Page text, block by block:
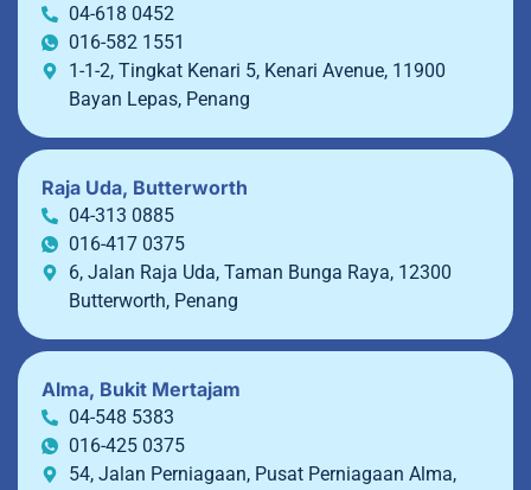
04-618 0452
016-582 1551
1-1-2, Tingkat Kenari 5, Kenari Avenue, 11900
Bayan Lepas, Penang
Raja Uda, Butterworth
04-313 0885
016-417 0375
6, Jalan Raja Uda, Taman Bunga Raya, 12300
Butterworth, Penang
Alma, Bukit Mertajam
04-548 5383
016-425 0375
54, Jalan Perniagaan, Pusat Perniagaan Alma,